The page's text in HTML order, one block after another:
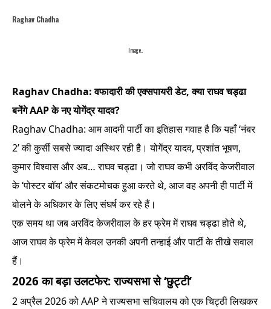
Raghav Chadha
Image..
Raghav Chadha: वफादारी की एक्सपायरी डेट, क्या राघव चड्ढा
बनेंगे AAP के नए योगेंद्र यादव?
Raghav Chadha: आम आदमी पार्टी का इतिहास गवाह है कि यहाँ ‘नंबर
2’ की कुर्सी सबसे ज्यादा अस्थिर रही है। योगेंद्र यादव, प्रशांत भूषण,
कुमार विश्वास और अब… राघव चड्ढा। जो राघव कभी अरविंद केजरीवाल
के ‘पोस्टर बॉय’ और संकटमोचक हुआ करते थे, आज वह अपनी ही पार्टी में
बोलने के अधिकार के लिए संघर्ष कर रहे हैं।
एक समय था जब अरविंद केजरीवाल के हर फ्रेम में राघव चड्ढा होते थे,
आज राघव के फ्रेम में केवल उनकी अपनी तन्हाई और पार्टी के तीखे सवाल
हैं।
2026 का बड़ा उलटफेर: राज्यसभा से ‘छुट्टी’
2 अप्रैल 2026 को AAP ने राज्यसभा सचिवालय को एक चिट्ठी लिखकर